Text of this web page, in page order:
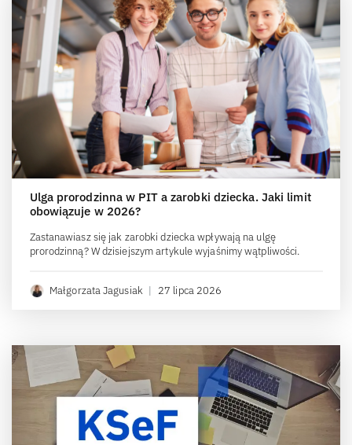
Ulga prorodzinna w PIT a zarobki dziecka. Jaki limit
obowiązuje w 2026?
Zastanawiasz się jak zarobki dziecka wpływają na ulgę
prorodzinną? W dzisiejszym artykule wyjaśnimy wątpliwości.
Małgorzata Jagusiak | 27 lipca 2026